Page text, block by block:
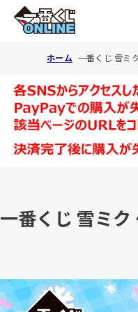
ホーム 一番くじ 雪ミ
一番くじ 雪ミク